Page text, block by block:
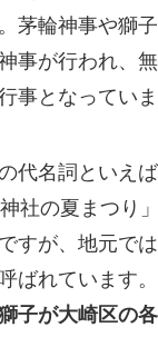
茅輪神事や獅
事が行われ、
事となっていま
代名詞といえ
社の夏まつり
すが、地元で
ばれています。
子が大崎区の